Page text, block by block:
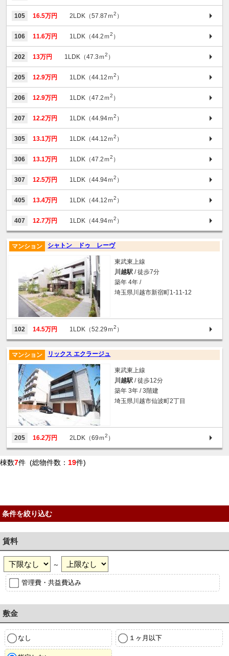
105 16.5万円 2LDK（57.87ｍ2 ）
106 11.6万円 1LDK（44.2ｍ2 ）
202 13万円 1LDK（47.3ｍ2 ）
205 12.9万円 1LDK（44.12ｍ2 ）
206 12.9万円 1LDK（47.2ｍ2 ）
207 12.2万円 1LDK（44.94ｍ2 ）
305 13.1万円 1LDK（44.12ｍ2 ）
306 13.1万円 1LDK（47.2ｍ2 ）
307 12.5万円 1LDK（44.94ｍ2 ）
405 13.4万円 1LDK（44.12ｍ2 ）
407 12.7万円 1LDK（44.94ｍ2 ）
シャトン ドゥ レーヴ
マンション
東武東上線
川越駅 / 徒歩7分
築年 4年 /
埼玉県川越市新宿町1-11-12
102 14.5万円 1LDK（52.29ｍ2 ）
リックス エクラージュ
マンション
東武東上線
川越駅 / 徒歩12分
築年 3年 / 3階建
埼玉県川越市仙波町2丁目
205 16.2万円 2LDK（69ｍ2 ）
棟数7件 (総物件数： 19件)
条件を絞り込む
賃料
～
管理費・共益費込み
敷金
なし １ヶ月以下